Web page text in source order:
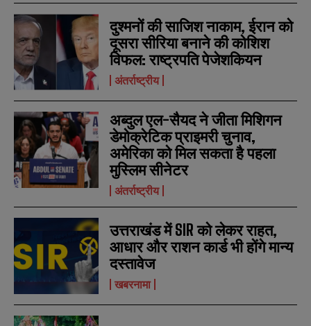
e
m
*
m
e
r
s
SUBMIT
e
m
*
m
e
r
s
SUBMIT
दुश्मनों की साजिश नाकाम, ईरान को
दूसरा सीरिया बनाने की कोशिश
विफल: राष्ट्रपति पेजेशकियन
अंतर्राष्ट्रीय
अब्दुल एल-सैयद ने जीता मिशिगन
डेमोक्रेटिक प्राइमरी चुनाव,
अमेरिका को मिल सकता है पहला
मुस्लिम सीनेटर
अंतर्राष्ट्रीय
उत्तराखंड में SIR को लेकर राहत,
आधार और राशन कार्ड भी होंगे मान्य
दस्तावेज
खबरनामा